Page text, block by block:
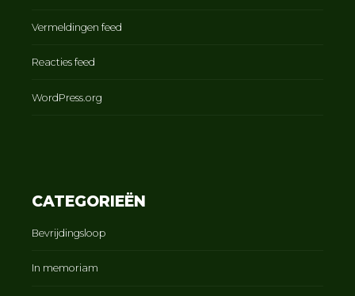
Vermeldingen feed
Reacties feed
WordPress.org
CATEGORIEËN
Bevrijdingsloop
In memoriam